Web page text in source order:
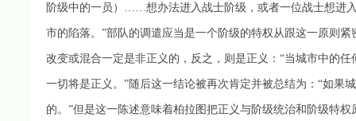
阶级中的一员）……想办法进入战士阶级，或者一位战士想进
市的陷落。”部队的调遣应当是一个阶级的特权从跟这一原则
改变或混合一定是非正义的，反之，则是正义：“当城市中的
一切将是正义。”随后这一结论被再次肯定并被总结为：“如
的。”但是这一陈述意味着柏拉图把正义与阶级统治和阶级特